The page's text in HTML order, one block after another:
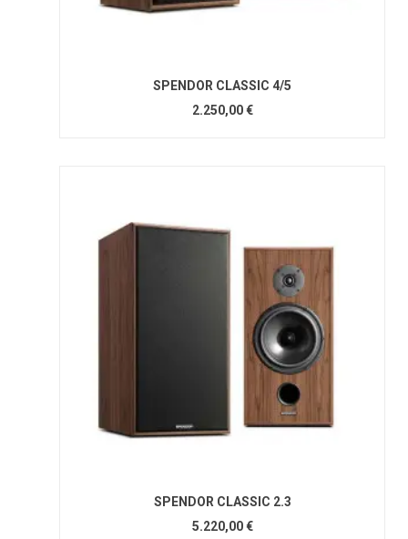
SPENDOR CLASSIC 4/5
2.250,00 €
SPENDOR CLASSIC 2.3
5.220,00 €